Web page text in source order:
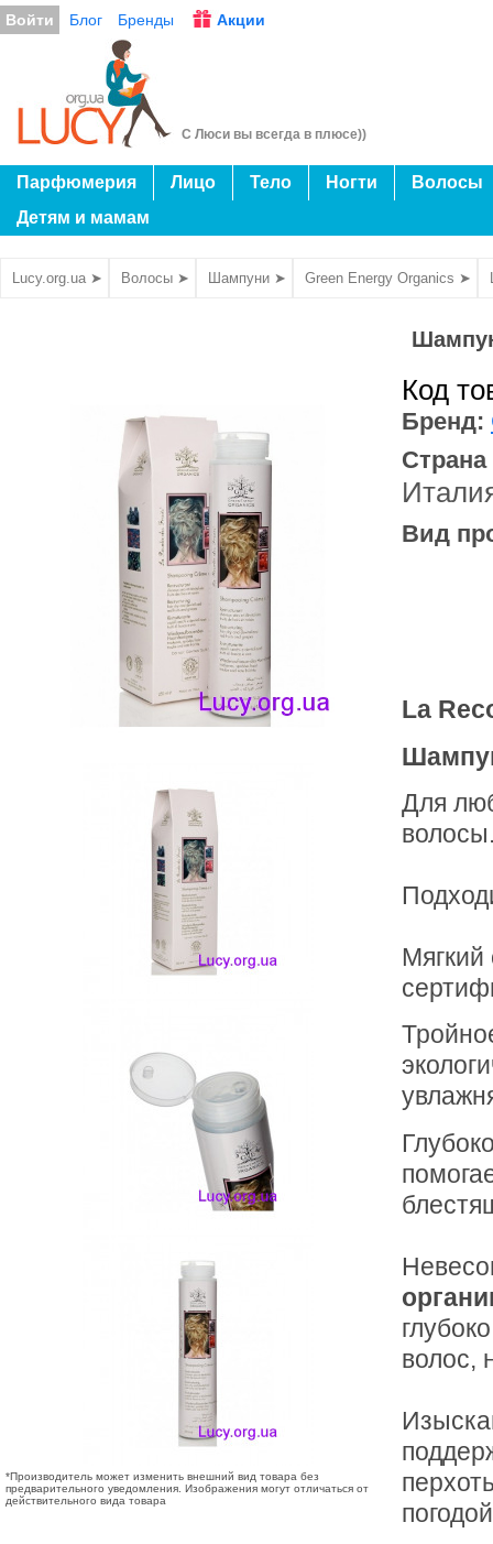
Войти Блог Бренды Акции
С Люси вы всегда в плюсе))
Парфюмерия Лицо Тело Ногти
Волосы
Детям и мамам
Lucy.org.ua ➤ Волосы ➤ Шампуни ➤ Green Energy Organics ➤
*Производитель может изменить внешний вид товара без
предварительного уведомления. Изображения могут отличаться от
действительного вида товара
Код
Бренд:
Вид
La
Для
Мягкий
волос,